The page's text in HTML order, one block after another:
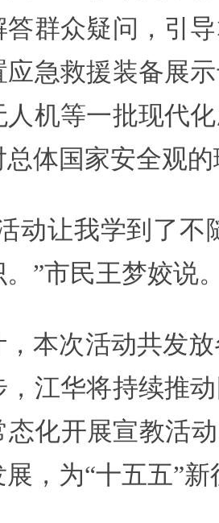
答群众疑问，引
应急救援装备展
人机等一批现代
体国家安全观
动让我学到了
”市民王梦姣说
本次活动共发
，江华将持续推
化开展宣教活
，为“十五五”